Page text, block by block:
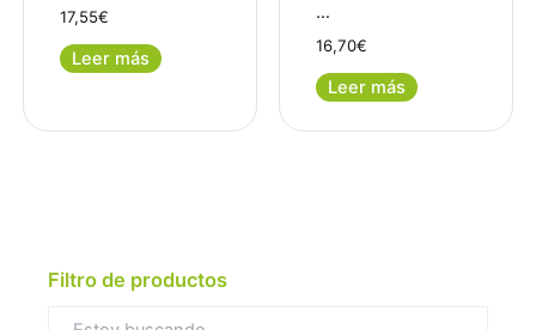
Filtro de productos
17,55€
Leer más
…
16,70€
Leer más